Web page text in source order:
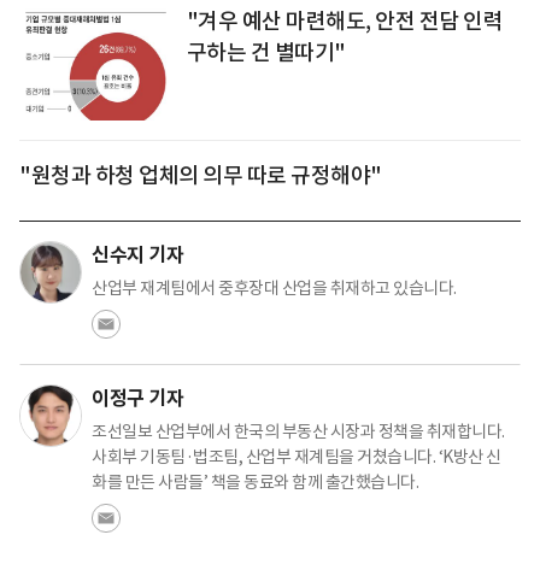
"겨우 예산 마련해도, 안전 전담 인력
구하는 건 별따기"
"원청과 하청 업체의 의무 따로 규정해야"
신수지 기자
산업부 재계팀에서 중후장대 산업을 취재하고 있습니다.
이정구 기자
조선일보 산업부에서 한국의 부동산 시장과 정책을 취재합니다.
사회부 기동팀·법조팀, 산업부 재계팀을 거쳤습니다. ‘K방산 신
화를 만든 사람들’ 책을 동료와 함께 출간했습니다.